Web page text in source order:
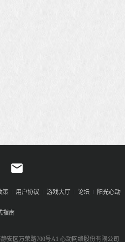
策 用户协议 游戏大厅 论坛 阳光心动
指南
安区万荣路700号A1 心动网络股份有限公司